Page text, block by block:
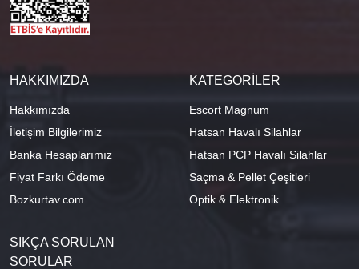
HAKKIMIZDA
Hakkımızda
İletişim Bilgilerimiz
Banka Hesaplarımız
Fiyat Farkı Ödeme
Bozkurtav.com
KATEGORİLER
Escort Magnum
Hatsan Havalı Silahlar
Hatsan PCP Havalı Silahlar
Saçma & Pellet Çeşitleri
Optik & Elektronik
SIKÇA SORULAN
SORULAR